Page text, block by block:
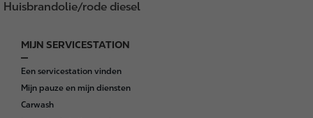
Huisbrandolie/rode diesel
F
o
o
t
e
MIJN SERVICESTATION
Een servicestation vinden
Mijn pauze en mijn diensten
Carwash